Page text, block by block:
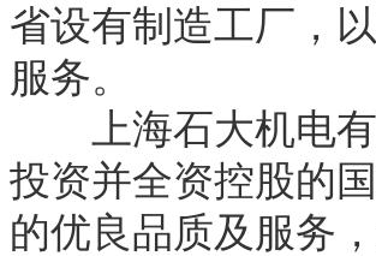
省设有制造工厂，
服务。
上海石大机电有
投资并全资控股的
的优良品质及服务